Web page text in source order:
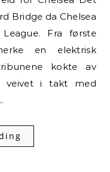
Bridge da Chelsea
Fra første
en elektrisk
kokte av
veivet i takt med